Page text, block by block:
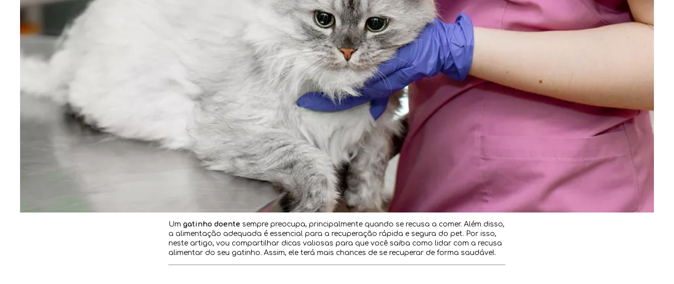
Um gatinho doente sempre preocupa, principalmente quando se recusa a comer. Além disso,
a alimentação adequada é essencial para a recuperação rápida e segura do pet. Por isso,
neste artigo, vou compartilhar dicas valiosas para que você saiba como lidar com a recusa
alimentar do seu gatinho. Assim, ele terá mais chances de se recuperar de forma saudável.